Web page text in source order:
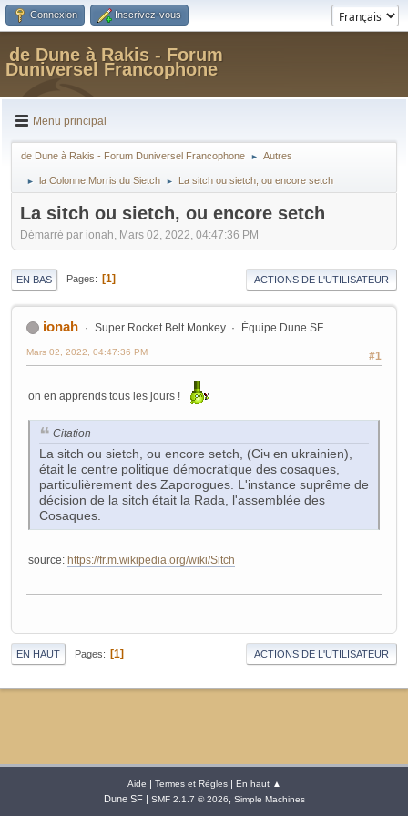
Connexion Inscrivez-vous
de Dune à Rakis - Forum
Duniversel Francophone
Menu principal
de Dune à Rakis - Forum Duniversel Francophone ► Autres
► la Colonne Morris du Sietch ► La sitch ou sietch, ou encore setch
La sitch ou sietch, ou encore setch
Démarré par ionah, Mars 02, 2022, 04:47:36 PM
EN BAS Pages 1 ACTIONS DE L'UTILISATEUR
ionah Super Rocket Belt Monkey Équipe Dune SF
#1
Mars 02, 2022, 04:47:36 PM
on en apprends tous les jours !
Citation
La sitch ou sietch, ou encore setch, (Січ en ukrainien),
était le centre politique démocratique des cosaques,
particulièrement des Zaporogues. L'instance suprême de
décision de la sitch était la Rada, l'assemblée des
Cosaques.
source: https://fr.m.wikipedia.org/wiki/Sitch
EN HAUT Pages 1 ACTIONS DE L'UTILISATEUR
Aide | Termes et Règles| En haut ▲
Dune SF | SMF 2.1.7 © 2026 Simple Machines